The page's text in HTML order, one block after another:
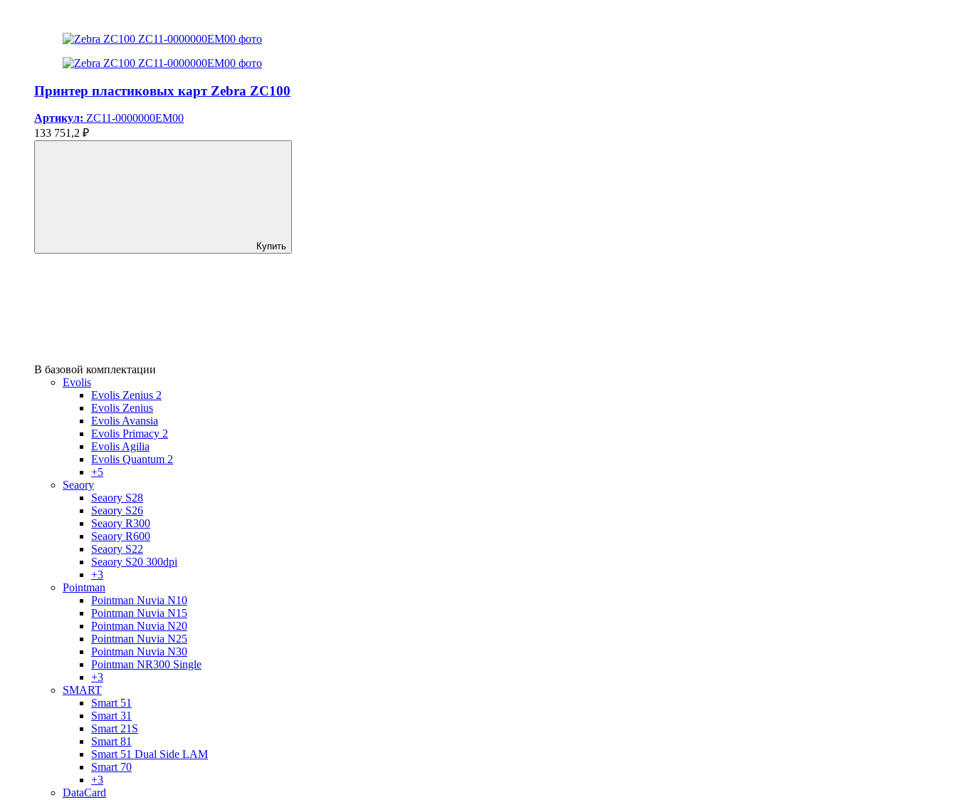
Принтер пластиковых карт Zebra ZC100
Артикул: ZC11-0000000EM00
133 751,2 ₽
Купить
В базовой комплектации
Evolis
Evolis Zenius 2
Evolis Zenius
Evolis Avansia
Evolis Primacy 2
Evolis Agilia
Evolis Quantum 2
+5
Seaory
Seaory S28
Seaory S26
Seaory R300
Seaory R600
Seaory S22
Seaory S20 300dpi
+3
Pointman
Pointman Nuvia N10
Pointman Nuvia N15
Pointman Nuvia N20
Pointman Nuvia N25
Pointman Nuvia N30
Pointman NR300 Single
+3
SMART
Smart 51
Smart 31
Smart 21S
Smart 81
Smart 51 Dual Side LAM
Smart 70
+3
DataCard